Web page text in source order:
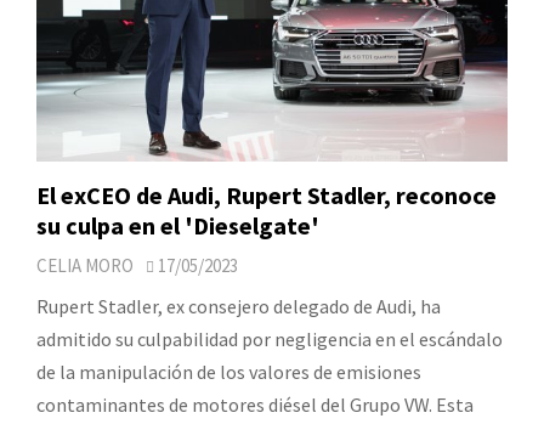
El exCEO de Audi, Rupert Stadler, reconoce
su culpa en el 'Dieselgate'
CELIA MORO 17/05/2023
Rupert Stadler, ex consejero delegado de Audi, ha
admitido su culpabilidad por negligencia en el escándalo
de la manipulación de los valores de emisiones
contaminantes de motores diésel del Grupo VW. Esta